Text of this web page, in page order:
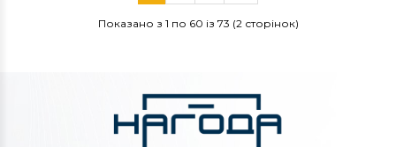
Показано з 1 по 60 із 73 (2 сторінок)